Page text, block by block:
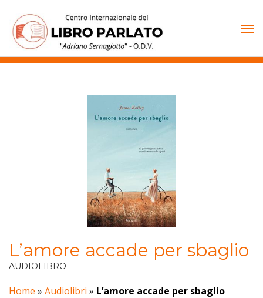
contenuto
L’amore accade per sbaglio
AUDIOLIBRO
Home » Audiolibri » L’amore accade per sbaglio